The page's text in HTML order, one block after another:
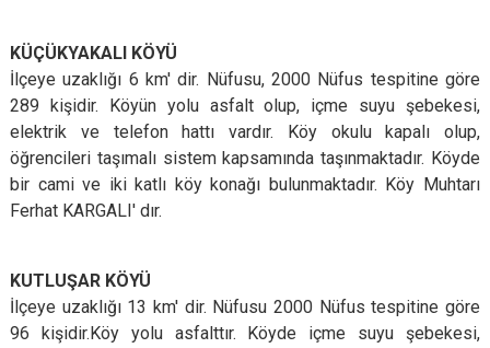
KÜÇÜKYAKALI KÖYÜ
İlçeye uzaklığı 6 km' dir. Nüfusu, 2000 Nüfus tespitine göre
289 kişidir. Köyün yolu asfalt olup, içme suyu şebekesi,
elektrik ve telefon hattı vardır. Köy okulu kapalı olup,
öğrencileri taşımalı sistem kapsamında taşınmaktadır. Köyde
bir cami ve iki katlı köy konağı bulunmaktadır. Köy Muhtarı
Ferhat KARGALI' dır.
KUTLUŞAR KÖYÜ
İlçeye uzaklığı 13 km' dir. Nüfusu 2000 Nüfus tespitine göre
96 kişidir.Köy yolu asfalttır. Köyde içme suyu şebekesi,